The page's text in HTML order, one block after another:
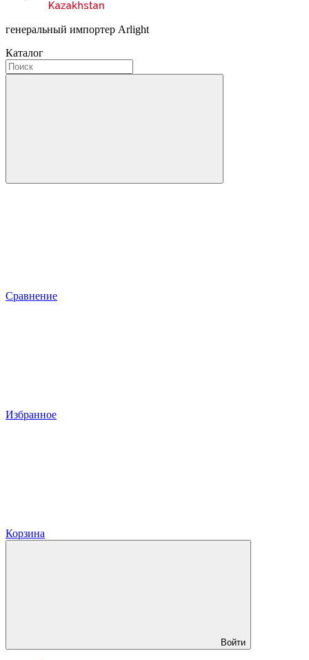
генеральный импортер Arlight
Каталог
Сравнение
Избранное
Корзина
Войти